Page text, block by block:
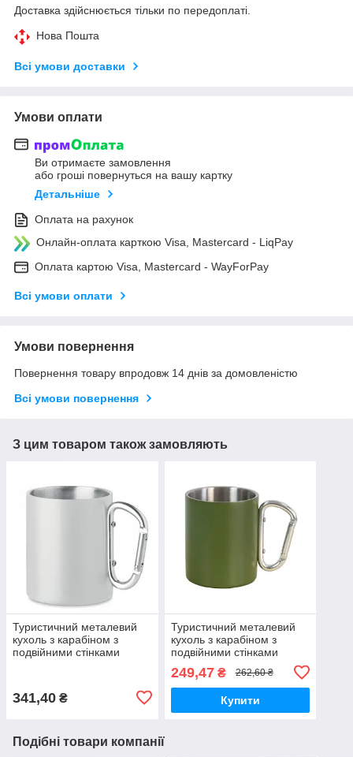
Доставка здійснюється тільки по передоплаті.
Нова Пошта
Всі умови доставки
Умови оплати
Ви отримаєте замовлення
або гроші повернуться на вашу картку
Детальніше
Оплата на рахунок
Онлайн-оплата карткою Visa, Mastercard - LiqPay
Оплата картою Visa, Mastercard - WayForPay
Всі умови оплати
Умови повернення
Повернення товару впродовж 14 днів за домовленістю
Всі умови повернення
З цим товаром також замовляють
Туристичний металевий
кухоль з карабіном з
подвійними стінками
341,40 ₴
Туристичний металевий
кухоль з карабіном з
подвійними стінками
249,47₴ 262,60 ₴
Купити
Подібні товари компанії